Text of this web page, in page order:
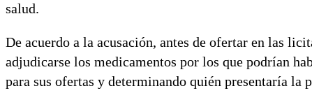
salud.
De acuerdo a la acusación, antes de ofertar en las
adjudicarse los medicamentos por los que podrían
para sus ofertas y determinando quién presentaría la